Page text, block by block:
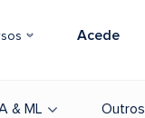
Acede
& ML Outros